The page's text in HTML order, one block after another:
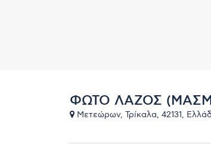
ΦΩΤΟ ΛΑΖΟΣ
Μετεώρων, Τρίκαλα, 42131,